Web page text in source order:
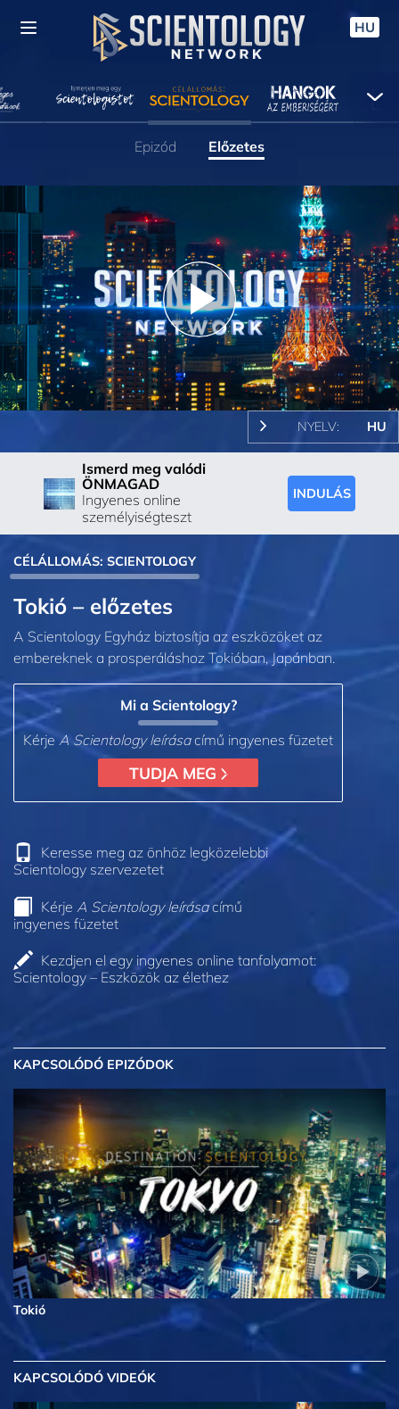
HU
Epizód Előzetes
Play
Video
NYELV: HU
Ismerd meg valódi
ÖNMAGAD
Ingyenes online
személyiségteszt
INDULÁS
CÉLÁLLOMÁS: SCIENTOLOGY
Tokió – előzetes
A Scientology Egyház biztosítja az eszközöket az
embereknek a prosperáláshoz Tokióban, Japánban.
Mi a Scientology?
Kérje A Scientology leírásacímű ingyenes füzetet
TUDJA MEG
Keresse meg az önhöz legközelebbi
Scientology szervezetet
Kérje A Scientology leírásacímű
ingyenes füzetet
Kezdjen el egy ingyenes online tanfolyamot:
Scientology – Eszközök az élethez
KAPCSOLÓDÓ EPIZÓDOK
Tokió
KAPCSOLÓDÓ VIDEÓK